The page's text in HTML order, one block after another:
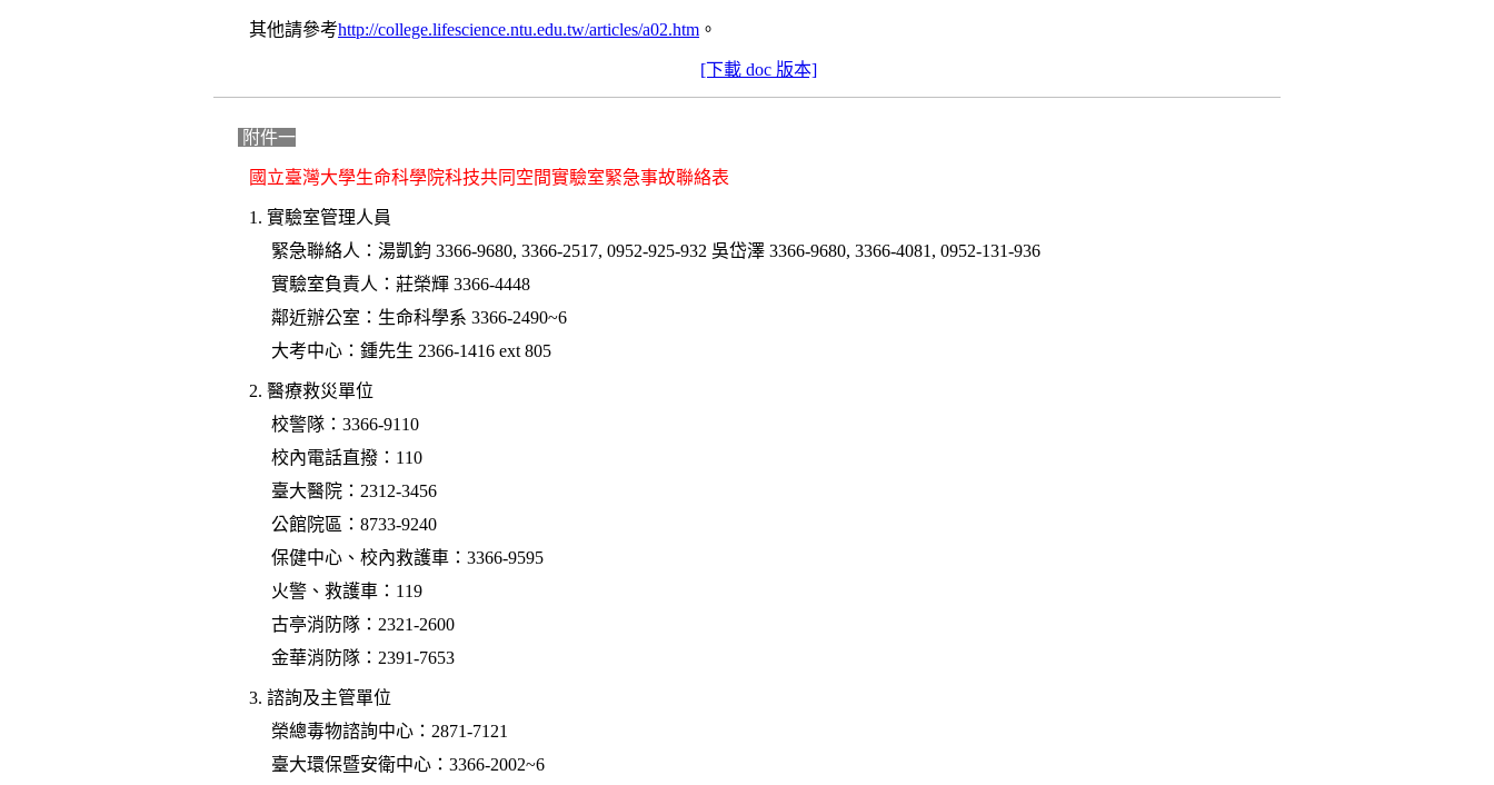
其他請參考http://college.lifescience.ntu.edu.tw/articles/a02.htm 。
[下載 doc 版本]
附件一
國立臺灣大學生命科學院科技共同空間實驗室緊急事故聯絡表
1. 實驗室管理人員
緊急聯絡人：湯凱鈞 3366-9680, 3366-2517, 0952-925-932 吳岱澤 3366-9680, 3366-4081, 0952-131-936
實驗室負責人：莊榮輝 3366-4448
鄰近辦公室：生命科學系 3366-2490~6
大考中心：鍾先生 2366-1416 ext 805
2. 醫療救災單位
校警隊：3366-9110
校內電話直撥：110
臺大醫院：2312-3456
公館院區：8733-9240
保健中心、校內救護車：3366-9595
火警、救護車：119
古亭消防隊：2321-2600
金華消防隊：2391-7653
3. 諮詢及主管單位
榮總毒物諮詢中心：2871-7121
臺大環保暨安衛中心：3366-2002~6